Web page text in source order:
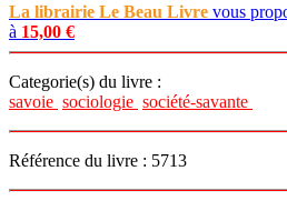
La librairie Le Beau Livre vous
à 15,00 €
Categorie(s) du livre :
savoie sociologie société-savante
Référence du livre : 5713